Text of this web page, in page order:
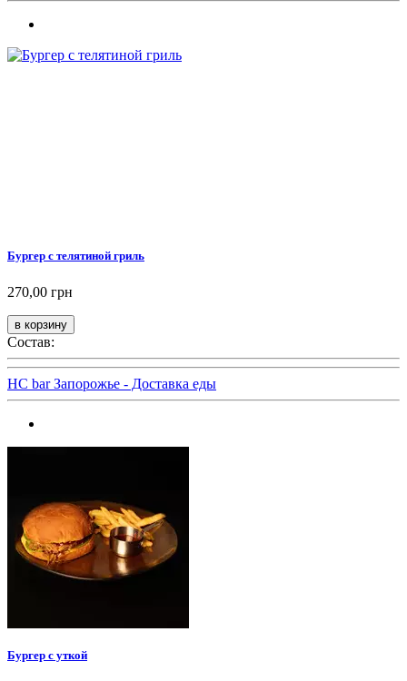
Бургер с телятиной гриль
270,00 грн
Состав:
HC bar Запорожье - Доставка еды
Бургер с уткой